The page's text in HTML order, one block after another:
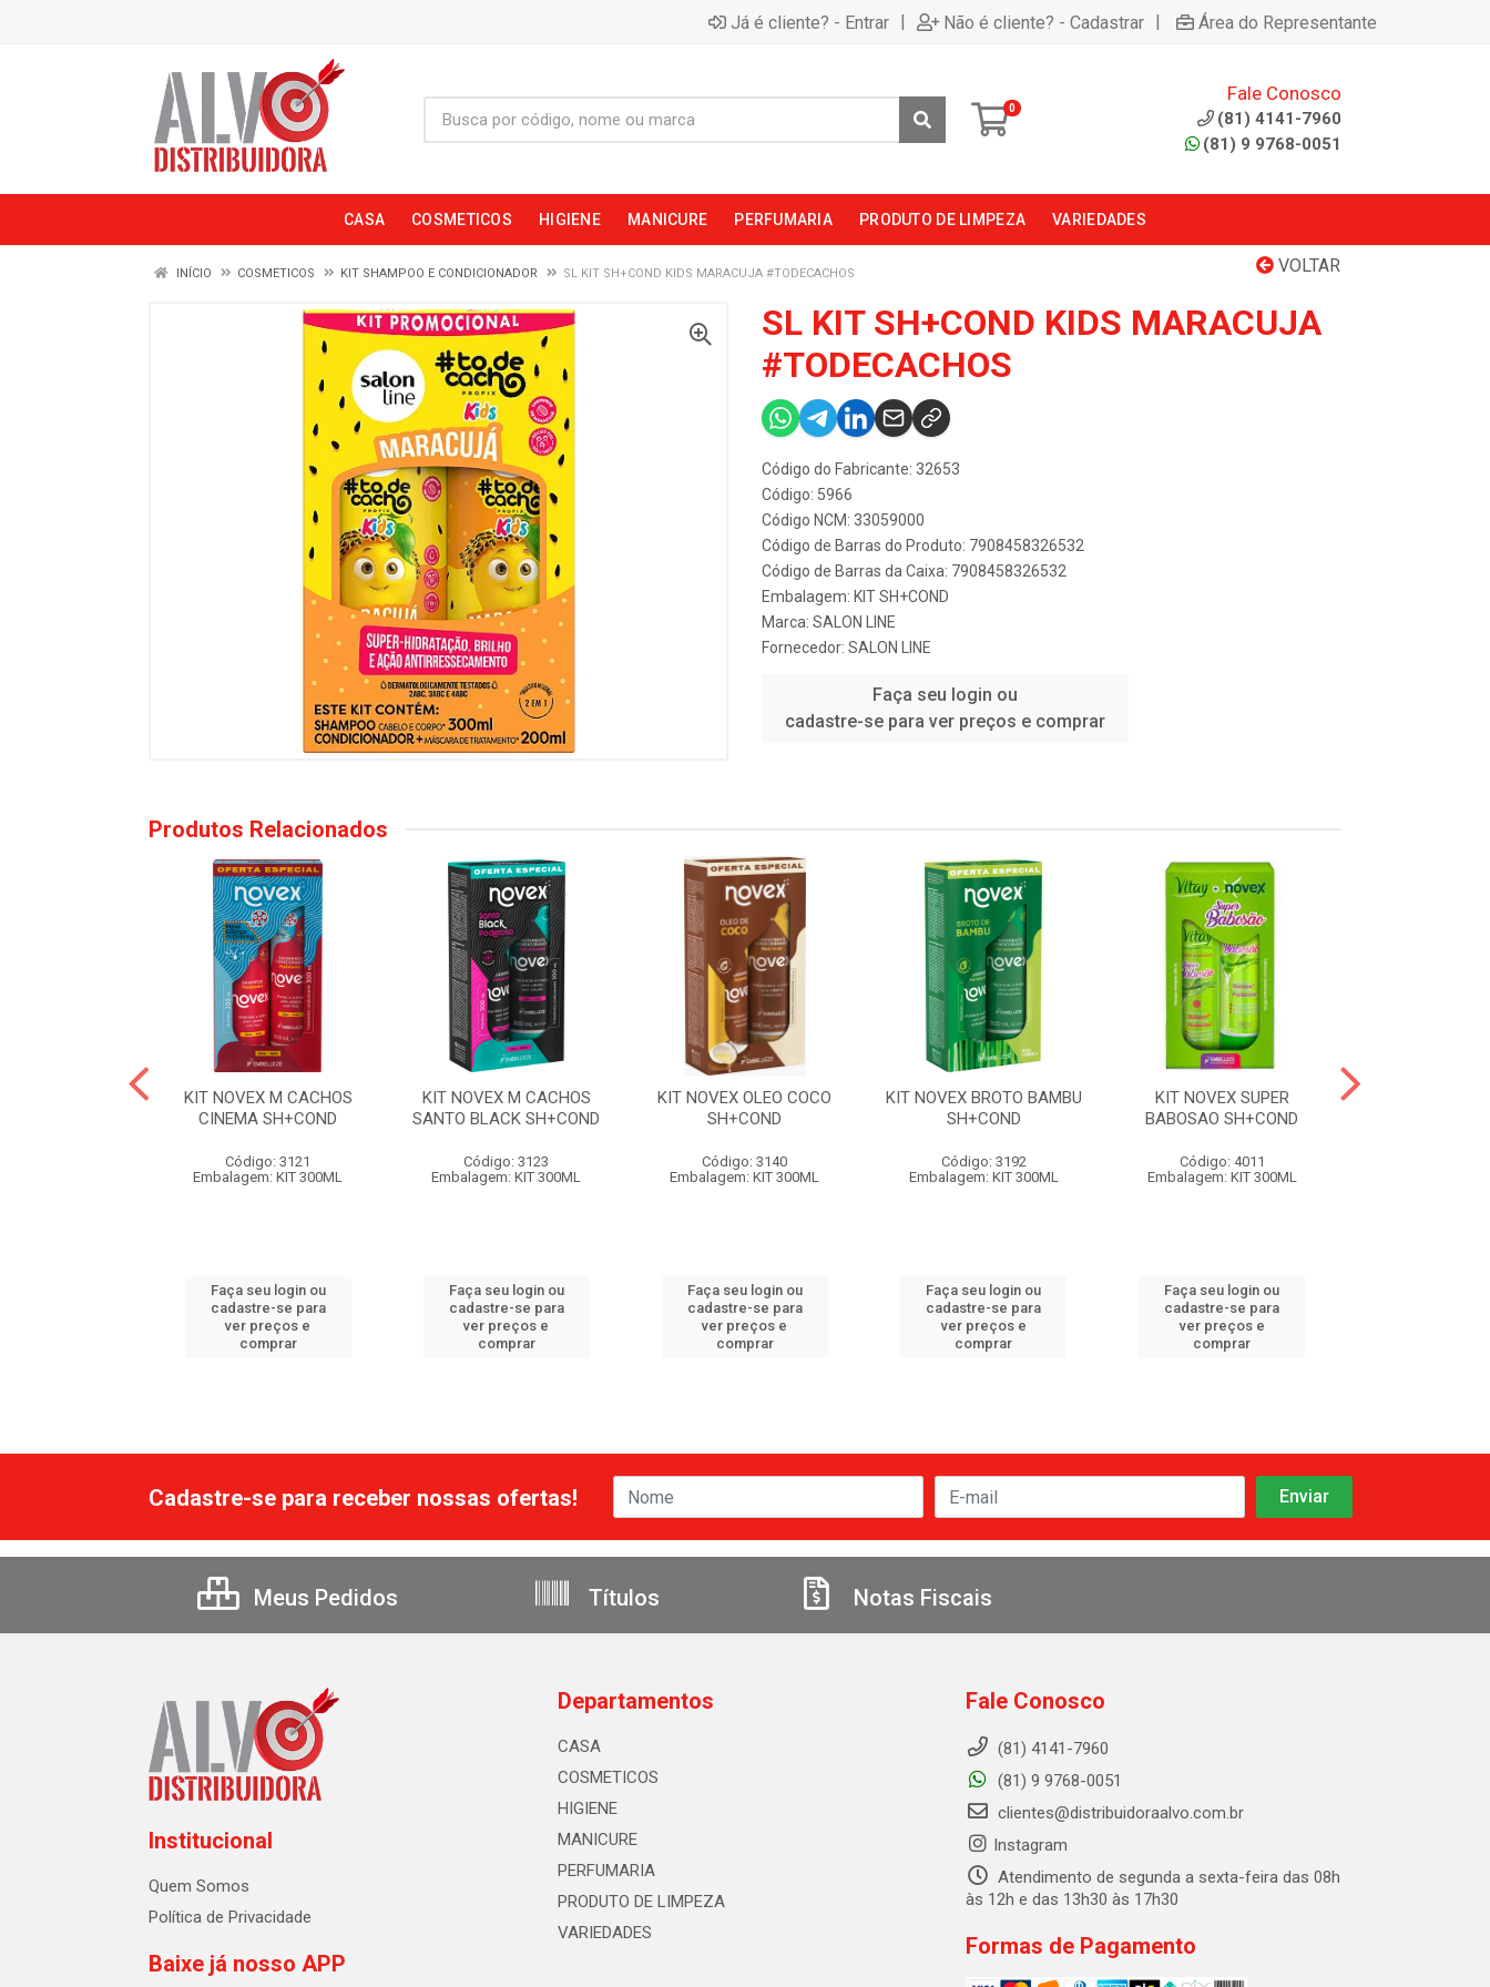
Já é cliente? - Entrar | Não é cliente? - Cadastrar | Área do Representante
0
Fale Conosco
(81) 4141-7960
(81) 9 9768-0051
CASA COSMETICOS HIGIENE MANICURE PERFUMARIA PRODUTO DE LIMPEZA VARIEDADES
VOLTAR
INÍCIO COSMETICOS KIT SHAMPOO E CONDICIONADOR SL KIT SH+COND KIDS MARACUJA #TODECACHOS
SL KIT SH+COND KIDS MARACUJA
#TODECACHOS
Código do Fabricante: 32653
Código: 5966
Código NCM: 33059000
Código de Barras do Produto: 7908458326532
Código de Barras da Caixa: 7908458326532
Embalagem: KIT SH+COND
Marca: SALON LINE
Fornecedor: SALON LINE
Faça seu login ou
cadastre-se para ver preços e comprar
Produtos Relacionados
KIT NOVEX M CACHOS
CINEMA SH+COND
Código: 3121
Embalagem: KIT 300ML
Faça seu login ou
cadastre-se para
ver preços e
comprar
KIT NOVEX M CACHOS
SANTO BLACK SH+COND
Código: 3123
Embalagem: KIT 300ML
Faça seu login ou
cadastre-se para
ver preços e
comprar
KIT NOVEX OLEO COCO
SH+COND
Código: 3140
Embalagem: KIT 300ML
Faça seu login ou
cadastre-se para
ver preços e
comprar
KIT NOVEX BROTO BAMBU
SH+COND
Código: 3192
Embalagem: KIT 300ML
Faça seu login ou
cadastre-se para
ver preços e
comprar
KIT NOVEX SUPER
BABOSAO SH+COND
Código: 4011
Embalagem: KIT 300ML
Faça seu login ou
cadastre-se para
ver preços e
comprar
Cadastre-se para receber nossas ofertas!
Meus Pedidos Títulos Notas Fiscais
Institucional
Quem Somos
Política de Privacidade
Baixe já nosso APP
Departamentos
CASA
COSMETICOS
HIGIENE
MANICURE
PERFUMARIA
PRODUTO DE LIMPEZA
VARIEDADES
Fale Conosco
(81) 4141-7960
(81) 9 9768-0051
clientes@distribuidoraalvo.com.br
Instagram
Atendimento de segunda a sexta-feira das 08h
às 12h e das 13h30 às 17h30
Formas de Pagamento